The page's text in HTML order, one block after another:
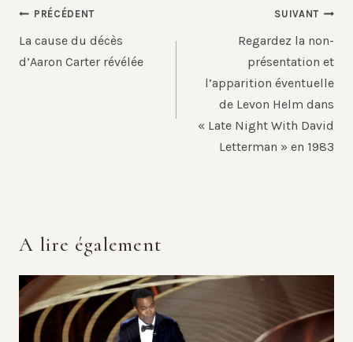
Navigation
de
l’article
PRÉCÉDENT
La cause du décès
d’Aaron Carter révélée
SUIVANT
Regardez la non-
présentation et
l’apparition éventuelle
de Levon Helm dans
« Late Night With David
Letterman » en 1983
A lire également